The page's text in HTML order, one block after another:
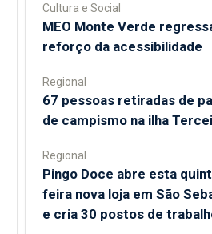
Cultura e Social
MEO Monte Verde
reforço da acessibilidade
Regional
67 pessoas retiradas de
de campismo na ilha
Regional
Pingo Doce abre esta
feira nova loja em São
e cria 30 postos de